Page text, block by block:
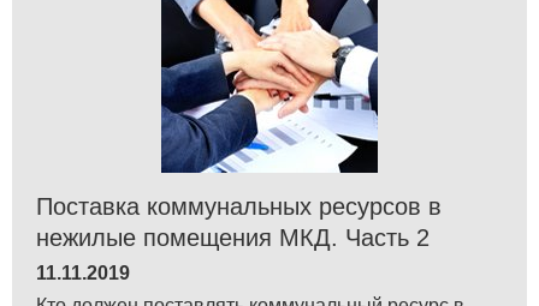
Поставка коммунальных ресурсов в
нежилые помещения МКД. Часть 2
11.11.2019